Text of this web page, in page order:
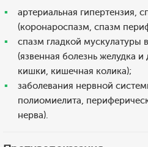
артериальная гипертензия,
(коронароспазм, спазм
спазм гладкой мускулатуры
(язвенная болезнь желудка
кишки, кишечная колика);
заболевания нервной
полиомиелита,
нерва).